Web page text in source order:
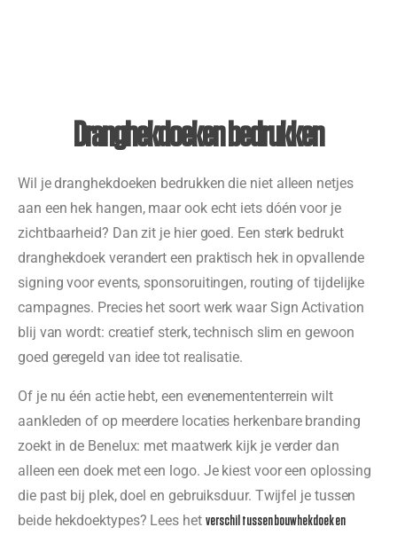
Dranghekdoeken bedrukken
Wil je dranghekdoeken bedrukken die niet alleen netjes
aan een hek hangen, maar ook echt iets dóén voor je
zichtbaarheid? Dan zit je hier goed. Een sterk bedrukt
dranghekdoek verandert een praktisch hek in opvallende
signing voor events, sponsoruitingen, routing of tijdelijke
campagnes. Precies het soort werk waar Sign Activation
blij van wordt: creatief sterk, technisch slim en gewoon
goed geregeld van idee tot realisatie.
Of je nu één actie hebt, een evenemententerrein wilt
aankleden of op meerdere locaties herkenbare branding
zoekt in de Benelux: met maatwerk kijk je verder dan
alleen een doek met een logo. Je kiest voor een oplossing
die past bij plek, doel en gebruiksduur. Twijfel je tussen
beide hekdoektypes? Lees het verschil tussen bouwhekdoek en